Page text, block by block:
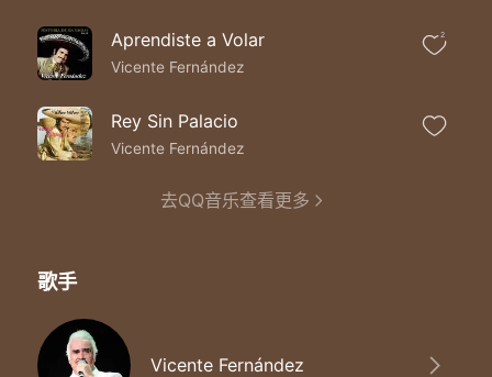
Aprendiste a Volar
Vicente Fernández
2
Rey Sin Palacio
Vicente Fernández
去QQ音乐查看更多
歌手
Vicente Fernández